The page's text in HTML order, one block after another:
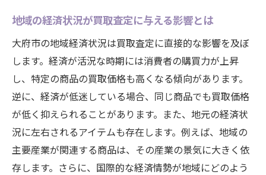
地域の経済状況が買取査定に与える影響とは
大府市の地域経済状況は買取査定に直接的な影響を及ぼ
します。経済が活況な時期には消費者の購買力が上昇
し、特定の商品の買取価格も高くなる傾向があります。
逆に、経済が低迷している場合、同じ商品でも買取価格
が低く抑えられることがあります。また、地元の経済状
況に左右されるアイテムも存在します。例えば、地域の
主要産業が関連する商品は、その産業の景気に大きく依
存します。さらに、国際的な経済情勢が地域にどのよう